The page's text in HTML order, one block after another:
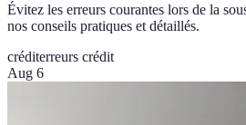
Évitez les erreurs courantes lors de la
nos conseils pratiques et détaillés.
créditerreurs crédit
Aug 6